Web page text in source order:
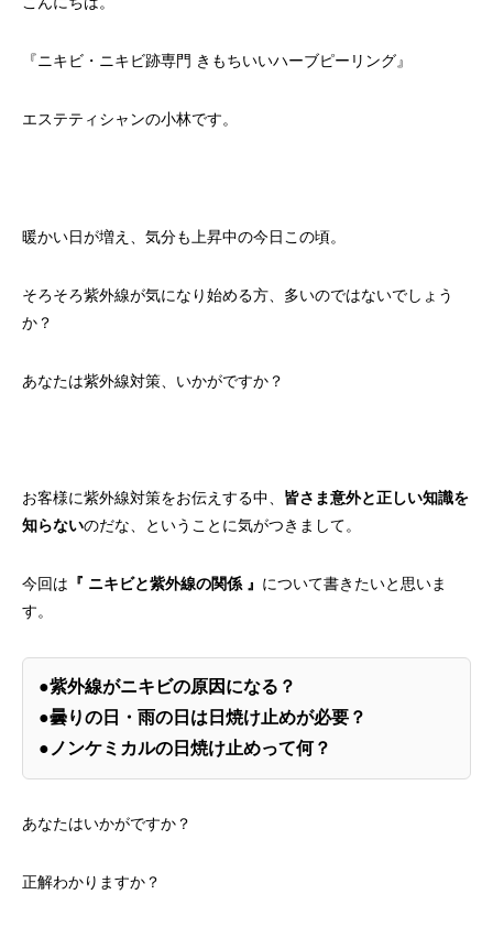
『ニキビ・ニキビ跡専門 きもちいいハーブピーリング』
エステティシャンの小林です。
暖かい日が増え、気分も上昇中の今日この頃。
そろそろ紫外線が気になり始める方、多いのではないでしょう
か？
あなたは紫外線対策、いかがですか？
お客様に紫外線対策をお伝えする中、 皆さま意外と正しい知識を
知らないのだな、ということに気がつきまして。
今回は 『 ニキビと紫外線の関係 』 について書きたいと思いま
す。
●紫外線がニキビの原因になる？
●曇りの日・雨の日は日焼け止めが必要？
●ノンケミカルの日焼け止めって何？
あなたはいかがですか？
正解わかりますか？